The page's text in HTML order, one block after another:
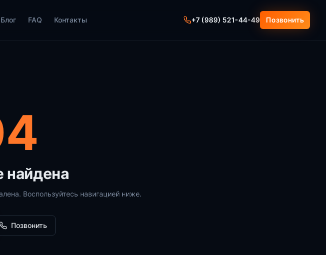
Блог FAQ Контакты +7 (989) 521-44-49 Позвонить
найдена
Воспользуйтесь навигацией ниже.
Позвонить